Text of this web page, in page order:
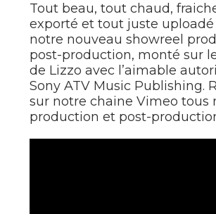
Tout beau, tout chaud,
exporté et tout juste
notre nouveau showreel
post-production, monté sur
de Lizzo avec l’aimable
Sony ATV Music Publishing.
sur notre chaine Vimeo tous
production et post-